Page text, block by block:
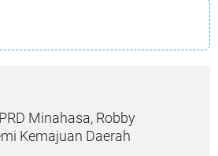
Minahasa, Robby
Kemajuan Daerah